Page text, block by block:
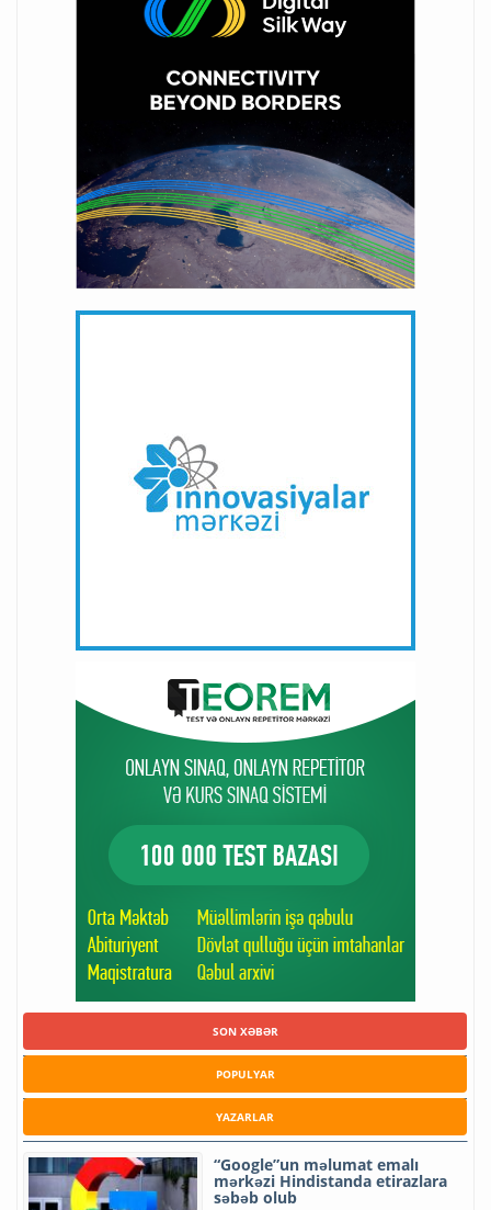
SON XƏBƏR
POPULYAR
YAZARLAR
“Google”un məlumat emalı
mərkəzi Hindistanda etirazlara
səbəb olub